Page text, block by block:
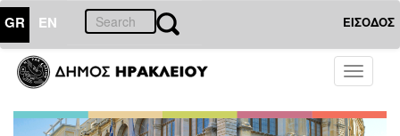
GR EN ΕΙΣΟΔΟΣ
Toggle
ΤΟΠΟΣ
ΜΑΣ
Ανακοινώσεις